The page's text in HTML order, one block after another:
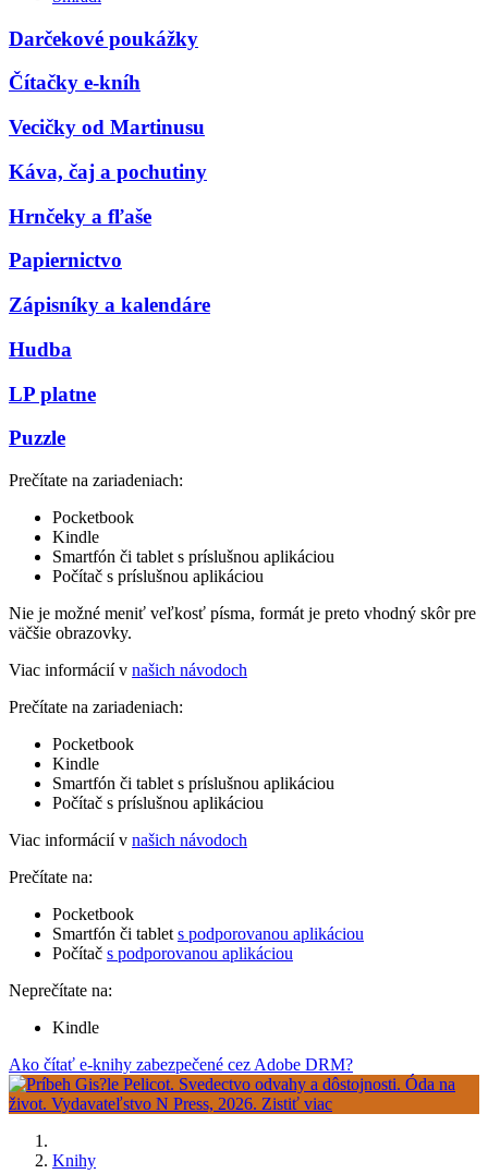
Darčekové poukážky
Čítačky e-kníh
Vecičky od Martinusu
Káva, čaj a pochutiny
Hrnčeky a fľaše
Papiernictvo
Zápisníky a kalendáre
Hudba
LP platne
Puzzle
Prečítate na zariadeniach:
Pocketbook
Kindle
Smartfón či tablet s príslušnou aplikáciou
Počítač s príslušnou aplikáciou
Nie je možné meniť veľkosť písma, formát je preto vhodný skôr pre
väčšie obrazovky.
Viac informácií v našich návodoch
Prečítate na zariadeniach:
Pocketbook
Kindle
Smartfón či tablet s príslušnou aplikáciou
Počítač s príslušnou aplikáciou
Viac informácií v našich návodoch
Prečítate na:
Pocketbook
Smartfón či tablet s podporovanou aplikáciou
Počítač s podporovanou aplikáciou
Neprečítate na:
Kindle
Ako čítať e-knihy zabezpečené cez Adobe DRM?
Knihy